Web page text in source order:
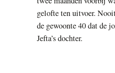
gelofte ten uitvoer.
de gewoonte 40 dat de
Jefta’s dochter.